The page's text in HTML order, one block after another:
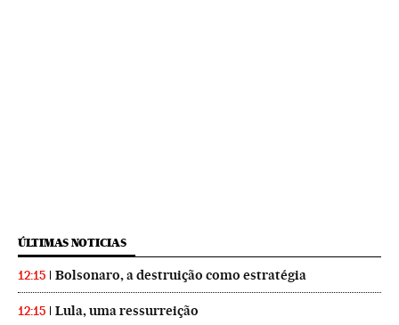
ÚLTIMAS NOTICIAS
12:15 Bolsonaro, a destruição como estratégia
12:15 Lula, uma ressurreição